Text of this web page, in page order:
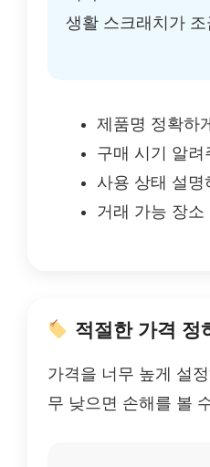
생활 스크래치가 조
제품명 정확하
구매 시기 알려
사용 상태 설명
거래 가능 장소
적절한 가격 정
가격을 너무 높게 설
무 낮으면 손해를 볼